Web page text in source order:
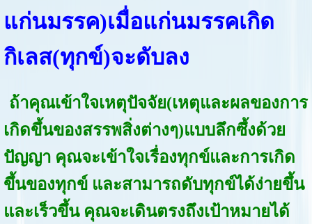
แก่นมรรค)เมื่อแก่นมรรคเกิด
กิเลส(ทุกข์)จะดับลง
ถ้าคุณเข้าใจเหตุปัจจัย(เหตุและผลของการ
เกิดขึ้นของสรรพสิ่งต่างๆ)แบบลึกซึ้งด้วย
ปัญญา คุณจะเข้าใจเรื่องทุกข์และการเกิด
ขึ้นของทุกข์ และสามารถดับทุกข์ได้ง่ายขึ้น
และเร็วขึ้น คุณจะเดินตรงถึงเป้าหมายได้